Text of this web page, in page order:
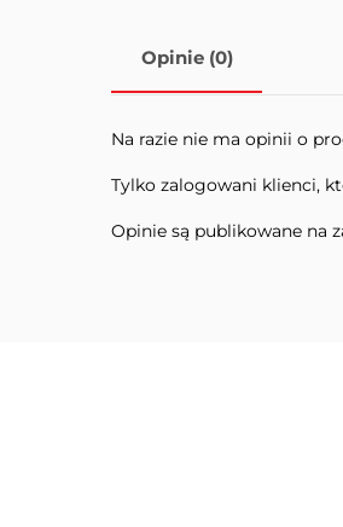
Opinie (0)
Na razie nie ma opinii o
Tylko zalogowani klienci,
Opinie są publikowane na